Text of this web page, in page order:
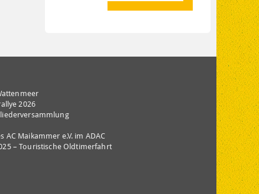
2026
AC Maikammer e.V. im ADAC
– Touristische Oldtimerfahrt